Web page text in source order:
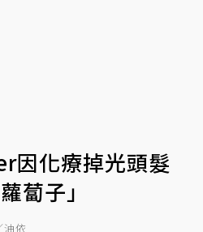
因化療掉光頭髮
蔔子」
油依